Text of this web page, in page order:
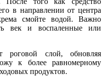
в направлении от центра
смойте водой. Важно
век и воспаленные или
роговой слой, обновляя
к более равномерному
продуктов.